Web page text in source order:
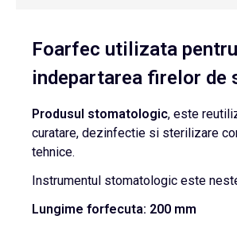
Foarfec utilizata pentru
indepartarea firelor de
Produsul stomatologic, este
curatare, dezinfectie si sterilizare
tehnice.
Instrumentul stomatologic este
Lungime forfecuta: 200 mm